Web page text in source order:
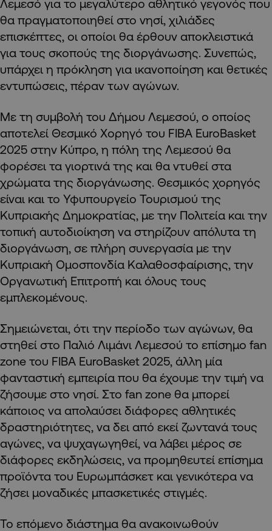
Λεμεσό για το μεγαλύτερο αθλητικό γεγονός που
θα πραγματοποιηθεί στο νησί, χιλιάδες
επισκέπτες, οι οποίοι θα έρθουν αποκλειστικά
για τους σκοπούς της διοργάνωσης. Συνεπώς,
υπάρχει η πρόκληση για ικανοποίηση και θετικές
εντυπώσεις, πέραν των αγώνων.
Με τη συμβολή του Δήμου Λεμεσού, ο οποίος
αποτελεί Θεσμικό Χορηγό του FIBA EuroBasket
2025 στην Κύπρο, η πόλη της Λεμεσού θα
φορέσει τα γιορτινά της και θα ντυθεί στα
χρώματα της διοργάνωσης. Θεσμικός χορηγός
είναι και το Υφυπουργείο Τουρισμού της
Κυπριακής Δημοκρατίας, με την Πολιτεία και την
τοπική αυτοδιοίκηση να στηρίζουν απόλυτα τη
διοργάνωση, σε πλήρη συνεργασία με την
Κυπριακή Ομοσπονδία Καλαθοσφαίρισης, την
Οργανωτική Επιτροπή και όλους τους
εμπλεκομένους.
Σημειώνεται, ότι την περίοδο των αγώνων, θα
στηθεί στο Παλιό Λιμάνι Λεμεσού το επίσημο fan
zone του FIBA EuroBasket 2025, άλλη μία
φανταστική εμπειρία που θα έχουμε την τιμή να
ζήσουμε στο νησί. Στο fan zone θα μπορεί
κάποιος να απολαύσει διάφορες αθλητικές
δραστηριότητες, να δει από εκεί ζωντανά τους
αγώνες, να ψυχαγωγηθεί, να λάβει μέρος σε
διάφορες εκδηλώσεις, να προμηθευτεί επίσημα
προϊόντα του Ευρωμπάσκετ και γενικότερα να
ζήσει μοναδικές μπασκετικές στιγμές.
Το επόμενο διάστημα θα ανακοινωθούν